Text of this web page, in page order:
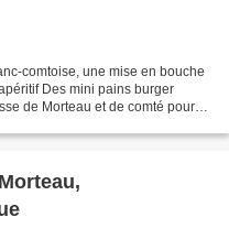
comtoise, une mise en bouche
Des mini pains burger
de Morteau et de comté pour